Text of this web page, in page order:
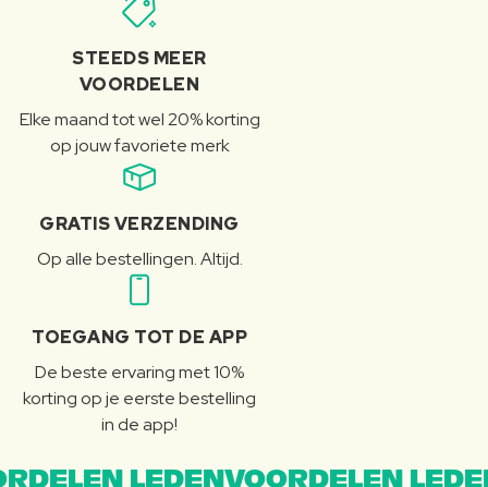
STEEDS MEER
VOORDELEN
Elke maand tot wel 20% korting
op jouw favoriete merk
GRATIS VERZENDING
Op alle bestellingen. Altijd.
TOEGANG TOT DE APP
De beste ervaring met 10%
korting op je eerste bestelling
in de app!
LEDENVOORDELEN